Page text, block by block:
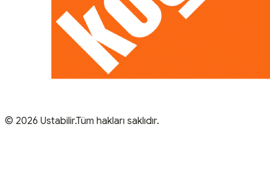
© 2026 Ustabilir.Tüm hakları saklıdır.